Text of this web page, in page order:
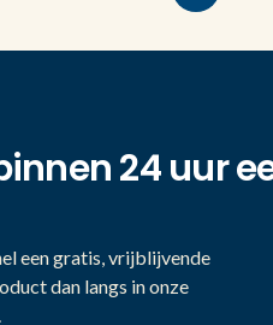
24 uur
een gratis, vrijblijvende
dan langs in onze